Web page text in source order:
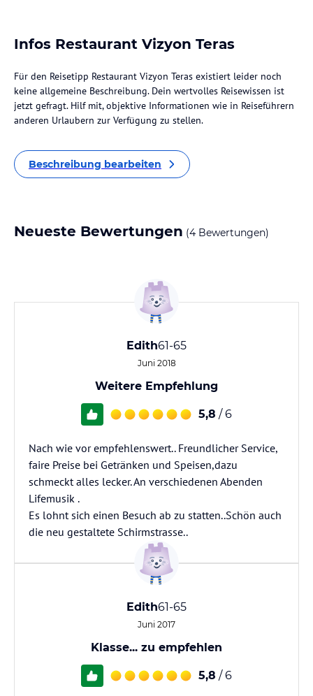
Infos Restaurant Vizyon Teras
Für den Reisetipp Restaurant Vizyon Teras existiert leider noch
keine allgemeine Beschreibung. Dein wertvolles Reisewissen ist
jetzt gefragt. Hilf mit, objektive Informationen wie in Reiseführern
anderen Urlaubern zur Verfügung zu stellen.
Beschreibung bearbeiten
Neueste Bewertungen (4 Bewertungen)
Edith61-65
Juni 2018
Weitere Empfehlung
5,8 / 6
Nach wie vor empfehlenswert.. Freundlicher Service,
faire Preise bei Getränken und Speisen,dazu
schmeckt alles lecker. An verschiedenen Abenden
Lifemusik .
Es lohnt sich einen Besuch ab zu statten..Schön auch
die neu gestaltete Schirmstrasse..
Edith61-65
Juni 2017
Klasse... zu empfehlen
5,8 / 6